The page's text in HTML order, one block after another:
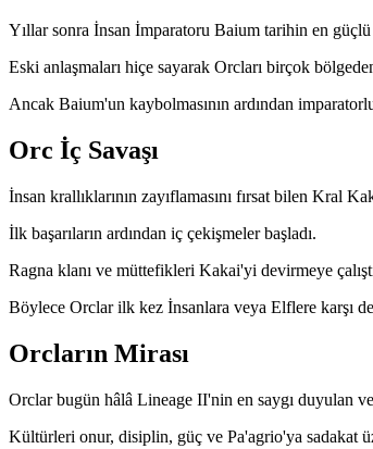
Yıllar sonra İnsan İmparatoru Baium tarihin en
Eski anlaşmaları hiçe sayarak Orcları birçok
Ancak Baium'un kaybolmasının ardından
Orc İç Savaşı
İnsan krallıklarının zayıflamasını fırsat bilen Kral
İlk başarıların ardından iç çekişmeler başladı.
Ragna klanı ve müttefikleri Kakai'yi devirmeye
Böylece Orclar ilk kez İnsanlara veya Elflere karşı
Orcların Mirası
Orclar bugün hâlâ Lineage II'nin en saygı duyulan
Kültürleri onur, disiplin, güç ve Pa'agrio'ya sadakat